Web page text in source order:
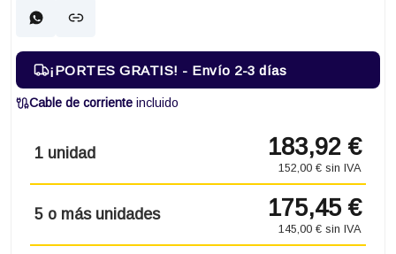
¡PORTES GRATIS! - Envío 2-3 días
Cable de corriente incluido
1 unidad 183,92 €
152,00 € sin IVA
5 o más unidades 175,45 €
145,00 € sin IVA